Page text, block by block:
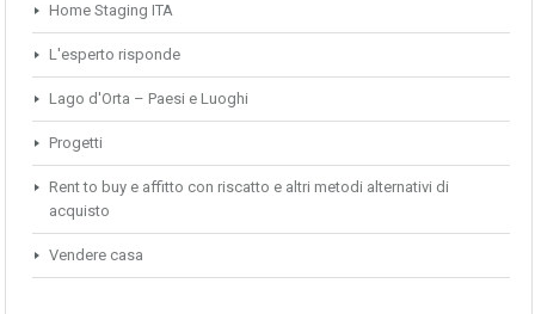
Home Staging ITA
L'esperto risponde
Lago d'Orta – Paesi e Luoghi
Progetti
Rent to buy e affitto con riscatto e altri metodi alternativi di
acquisto
Vendere casa